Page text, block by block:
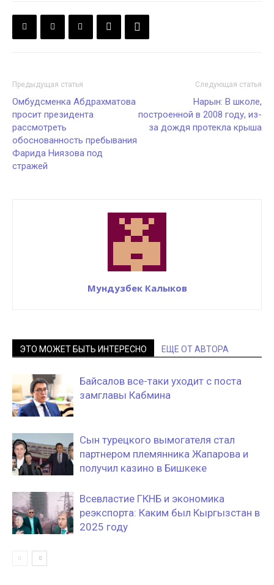
Предыдущая статья
Омбудсменка Абдрахматова
просит президента
рассмотреть
обоснованность пребывания
Фарида Ниязова под
стражей
Следующая статья
Нарын: В школе,
построенной в 2008 году, из-
за дождя протекла крыша
Мундузбек Калыков
ЭТО МОЖЕТ БЫТЬ ИНТЕРЕСНО ЕЩЕ ОТ АВТОРА
Байсалов все-таки уходит с поста
замглавы Кабмина
Сын турецкого вымогателя стал
партнером племянника Жапарова и
получил казино в Бишкеке
Всевластие ГКНБ и экономика
реэкспорта: Каким был Кыргызстан в
2025 году